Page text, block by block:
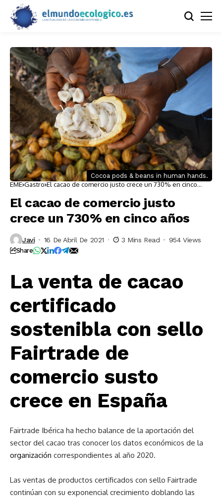
Cocoa pods & beans in human hands.
EME Gastro El cacao de comercio justo crece un 730% en cinco
El cacao de comercio justo
crece un 730% en cinco años
Javi 16 De Abril De 2021 3 Mins Read 954 Views
Share
La venta de cacao
certificado
sostenibla con sello
Fairtrade de
comercio susto
crece en España
Fairtrade Ibérica ha hecho balance de la aportación del
sector del cacao tras conocer los datos económicos de la
organización correspondientes al año 2020.
Las ventas de productos certificados con sello Fairtrade
continúan con su exponencial crecimiento doblando las